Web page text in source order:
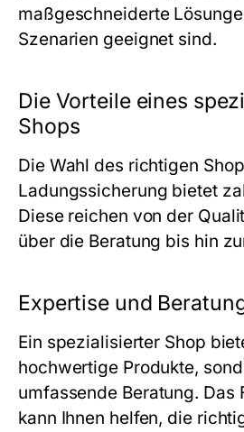
maßgeschneiderte
Szenarien geeignet sind.
Die Vorteile eines
Shops
Die Wahl des richtigen
Ladungssicherung bietet
Diese reichen von der
über die Beratung bis hin
Expertise und
Ein spezialisierter Shop
hochwertige Produkte,
umfassende Beratung. Das
kann Ihnen helfen, die